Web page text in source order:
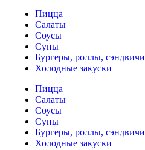
Пицца
Салаты
Соусы
Супы
Бургеры, роллы, сэндвичи
Холодные закуски
Пицца
Салаты
Соусы
Супы
Бургеры, роллы, сэндвичи
Холодные закуски